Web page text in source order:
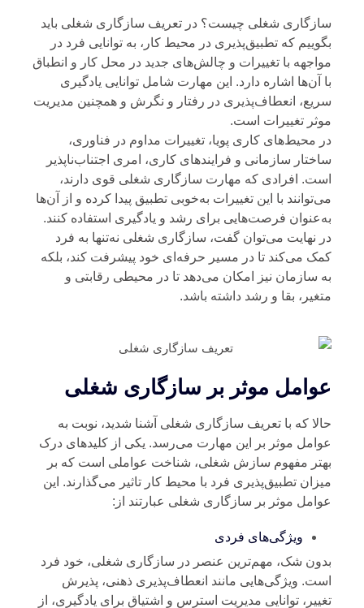
شغلی چیست؟ در تعریف سازگاری شغلی باید
که تطبیق‌پذیری در محیط کار، به توانایی فرد در
با تغییرات و چالش‌های جدید در محل کار و انطباق
آن‌ها اشاره دارد. این مهارت شامل توانایی یادگیری
انعطاف‌پذیری در رفتار و نگرش و همچنین مدیریت
تغییرات است.
محیط‌های کاری پویا، تغییرات مداوم در فناوری،
سازمانی و فرایندهای کاری، امری اجتناب‌ناپذیر
افرادی که مهارت‌ سازگاری شغلی قوی دارند،
با این تغییرات به‌خوبی تطبیق پیدا کرده و از آن‌ها
فرصت‌هایی برای رشد و یادگیری استفاده کنند.
نهایت می‌توان گفت، سازگاری شغلی نه‌تنها به فرد
می‌کند تا در مسیر حرفه‌ای خود پیشرفت کند، بلکه
سازمان نیز امکان می‌دهد تا در محیطی رقابتی و
بقا و رشد داشته باشد.
موثر بر سازگاری شغلی
که با تعریف سازگاری شغلی آشنا شدید، نوبت به
موثر بر این مهارت می‌رسد. یکی از کلیدهای درک
مفهوم سازش شغلی، شناخت عواملی است که بر
تطبیق‌پذیری فرد با محیط کار تاثیر می‌گذارند. این
موثر بر سازگاری شغلی عبارتند از:
ویژگی‌های فردی
شک، مهم‌ترین عنصر در سازگاری شغلی، خود فرد
ویژگی‌هایی مانند انعطاف‌پذیری ذهنی، پذیرش
توانایی مدیریت استرس و اشتیاق برای یادگیری،از